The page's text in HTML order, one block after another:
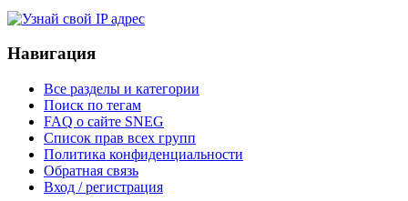
Навигация
Все разделы и категории
Поиск по тегам
FAQ о сайте SNEG
Список прав всех групп
Политика конфиденциальности
Обратная связь
Вход / регистрация